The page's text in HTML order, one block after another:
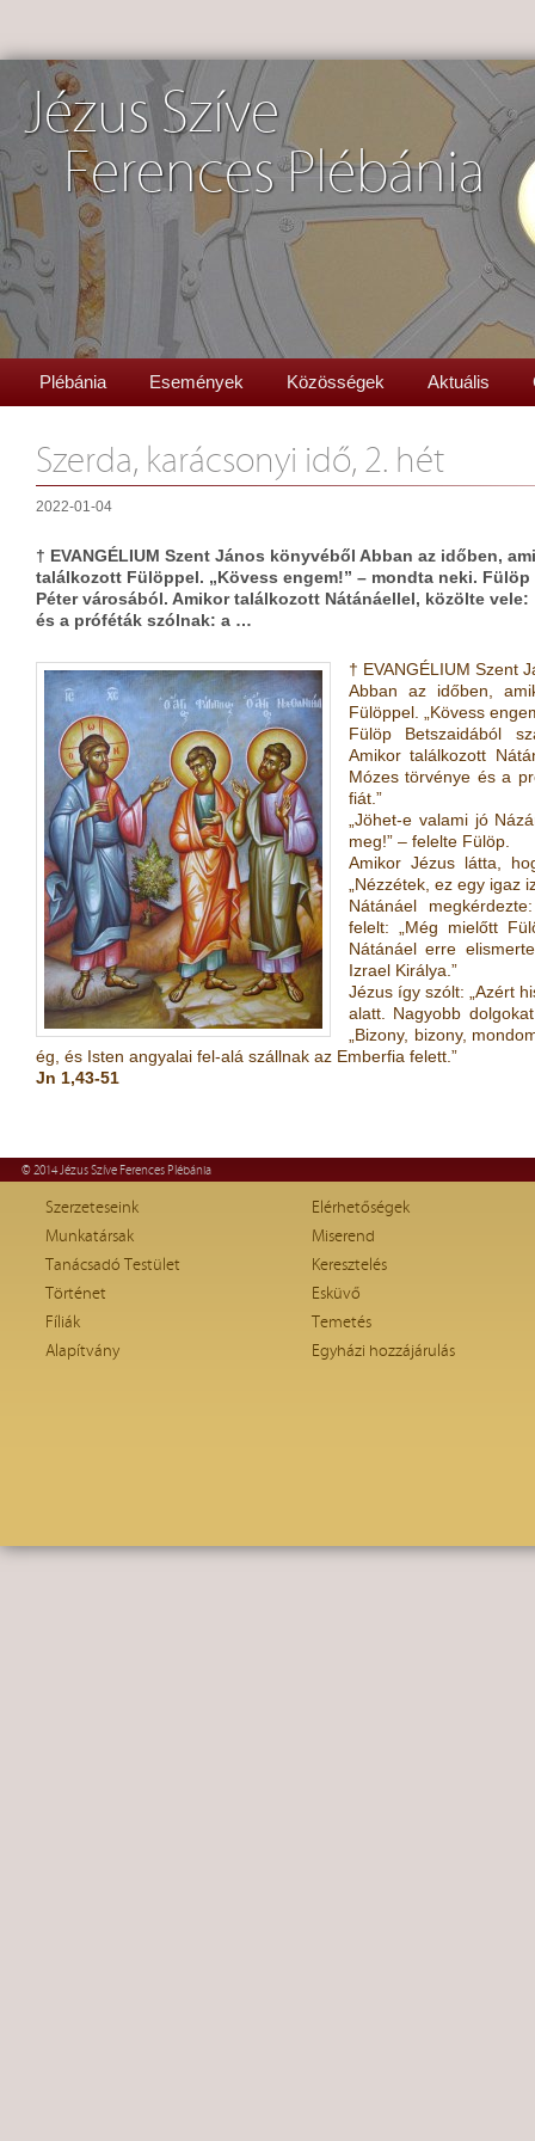
Jézus Szíve
Ferences Plébánia
Plébánia Események Közösségek Aktuális
Szerda, karácsonyi idő, 2. hét
2022-01-04
† EVANGÉLIUM Szent János könyvéből Abban az időben,
találkozott Fülöppel. „Kövess engem!” – mondta neki.
Péter városából. Amikor találkozott Nátánáellel, közölte
és a próféták szólnak: a …
† EVANGÉLIUM Szent
Abban az időben,
Fülöppel. „Kövess
Fülöp Betszaidából
Amikor találkozott
Mózes törvénye és a
fiát.”
„Jöhet-e valami jó
meg!” – felelte Fülöp.
Amikor Jézus látta,
„Nézzétek, ez egy igaz
Nátánáel
felelt: „Még mielőtt
Nátánáel erre
Izrael Királya.”
Jézus így szólt: „Azért
alatt. Nagyobb
„Bizony, bizony,
ég, és Isten angyalai fel-alá szállnak az Emberfia felett.”
Jn 1,43-51
© 2014 Jézus Szíve Ferences Plébánia
Szerzeteseink
Munkatársak
Tanácsadó Testület
Történet
Fíliák
Alapítvány
Elérhetőségek
Miserend
Keresztelés
Esküvő
Temetés
Egyházi hozzájárulás